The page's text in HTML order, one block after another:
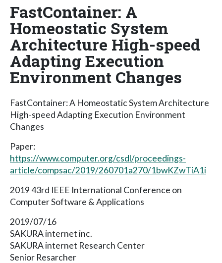
FastContainer: A
Homeostatic System
Architecture High-speed
Adapting Execution
Environment Changes
FastContainer: A Homeostatic System Architecture
High-speed Adapting Execution Environment
Changes
Paper:
https://www.computer.org/csdl/proceedings-
article/compsac/2019/260701a270/1bwKZwTiA1i
2019 43rd IEEE International Conference on
Computer Software & Applications
2019/07/16
SAKURA internet inc.
SAKURA internet Research Center
Senior Resarcher